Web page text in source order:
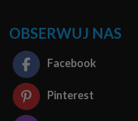
OBSERWUJ NAS
Facebook
Pinterest